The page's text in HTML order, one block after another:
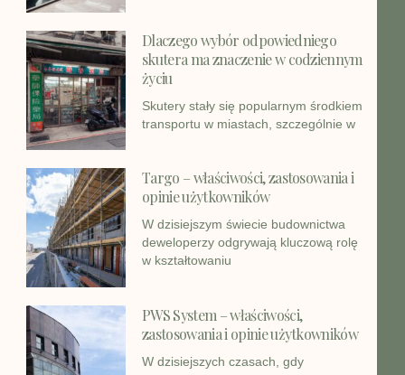
Dlaczego wybór odpowiedniego
skutera ma znaczenie w codziennym
życiu
Skutery stały się popularnym środkiem
transportu w miastach, szczególnie w
Targo – właściwości, zastosowania i
opinie użytkowników
W dzisiejszym świecie budownictwa
deweloperzy odgrywają kluczową rolę
w kształtowaniu
PWS System – właściwości,
zastosowania i opinie użytkowników
W dzisiejszych czasach, gdy